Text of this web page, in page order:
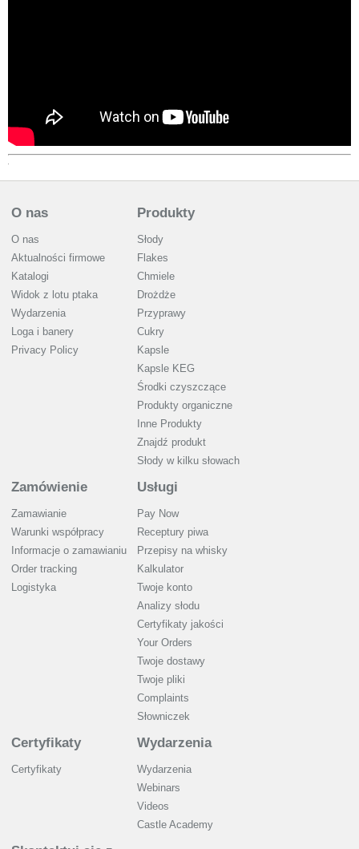
O nas
O nas
Aktualności firmowe
Katalogi
Widok z lotu ptaka
Wydarzenia
Loga i banery
Privacy Policy
Produkty
Słody
Flakes
Chmiele
Drożdże
Przyprawy
Cukry
Kapsle
Kapsle KEG
Środki czyszczące
Produkty organiczne
Inne Produkty
Znajdź produkt
Słody w kilku słowach
Zamówienie
Zamawianie
Warunki współpracy
Informacje o zamawianiu
Order tracking
Logistyka
Usługi
Pay Now
Receptury piwa
Przepisy na whisky
Kalkulator
Twoje konto
Analizy słodu
Certyfikaty jakości
Your Orders
Twoje dostawy
Twoje pliki
Complaints
Słowniczek
Certyfikaty
Certyfikaty
Wydarzenia
Wydarzenia
Webinars
Videos
Castle Academy